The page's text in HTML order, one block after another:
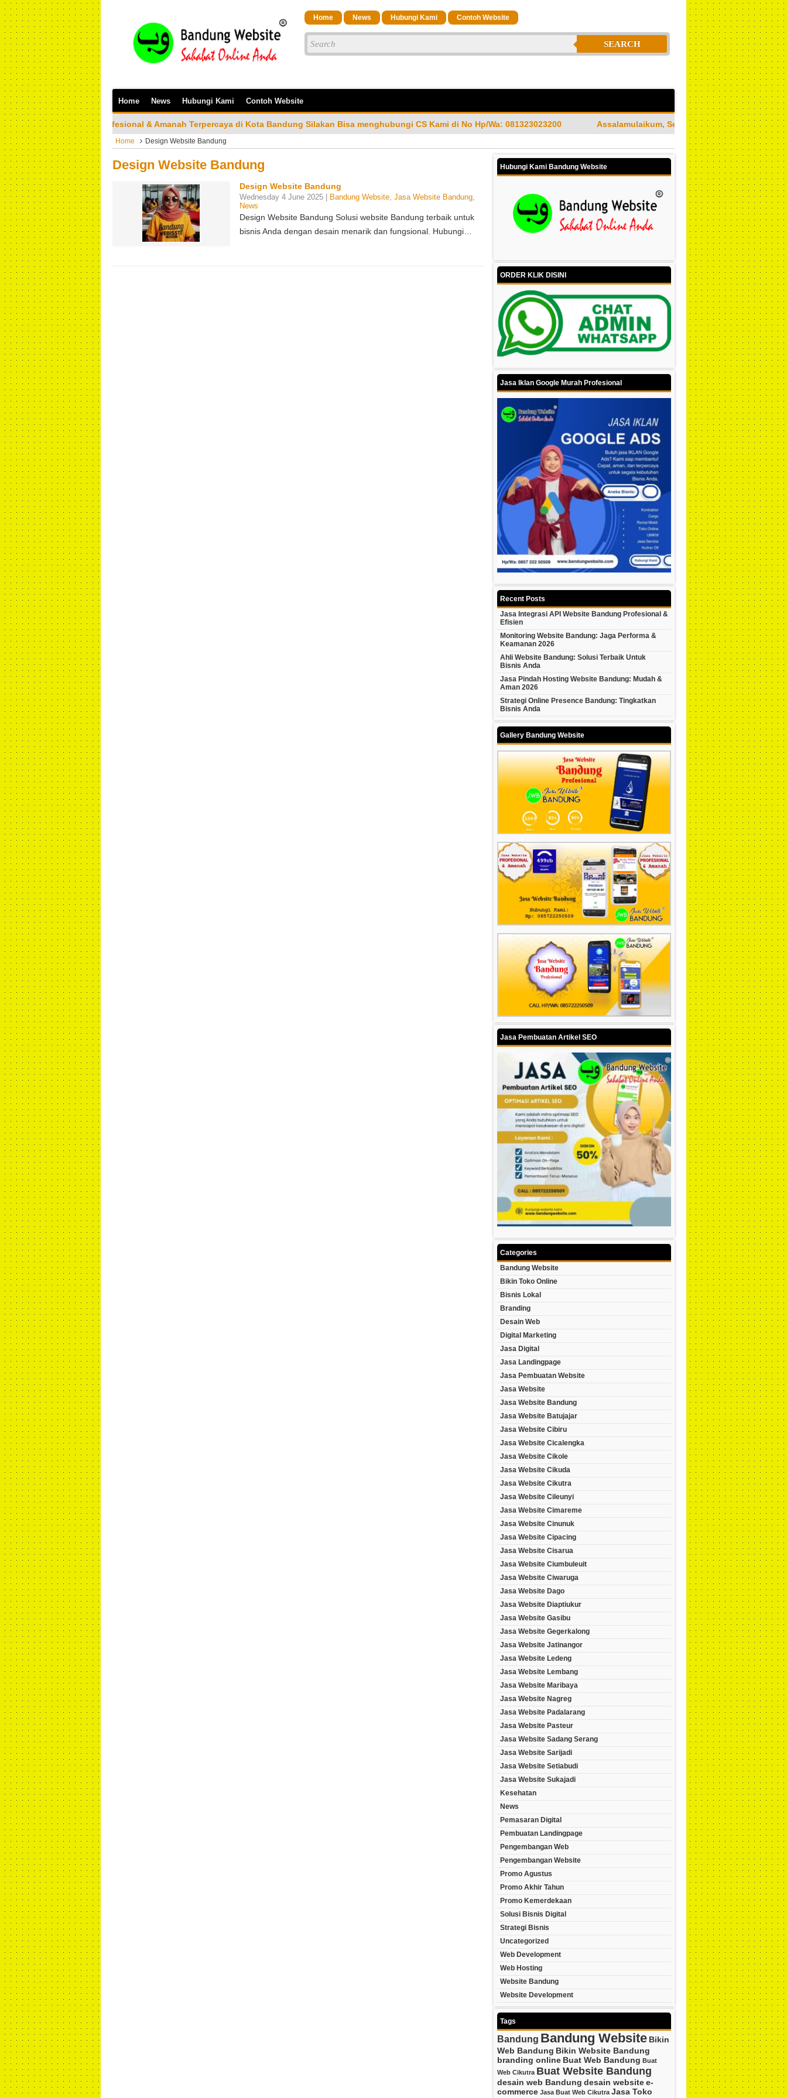
Home News Hubungi Kami Contoh Website
SEARCH
Home News Hubungi Kami Contoh Website
& Amanah Terpercaya di Kota Bandung Silakan Bisa menghubungi CS Kami di No Hp/Wa: 081323023200 Assalamulaikum, Selamat Datang di Jasa Bandung Website
Home Design Website Bandung
Design Website Bandung
Design Website Bandung
Wednesday 4 June 2025 | Bandung Website, Jasa Website Bandung,
News
Design Website Bandung Solusi website Bandung terbaik untuk
bisnis Anda dengan desain menarik dan fungsional. Hubungi…
Hubungi Kami Bandung Website
ORDER KLIK DISINI
Jasa Iklan Google Murah Profesional
Recent Posts
Jasa Integrasi API Website Bandung Profesional &
Efisien
Monitoring Website Bandung: Jaga Performa &
Keamanan 2026
Ahli Website Bandung: Solusi Terbaik Untuk
Bisnis Anda
Jasa Pindah Hosting Website Bandung: Mudah &
Aman 2026
Strategi Online Presence Bandung: Tingkatkan
Bisnis Anda
Gallery Bandung Website
Jasa Pembuatan Artikel SEO
Categories
Bandung Website
Bikin Toko Online
Bisnis Lokal
Branding
Desain Web
Digital Marketing
Jasa Digital
Jasa Landingpage
Jasa Pembuatan Website
Jasa Website
Jasa Website Bandung
Jasa Website Batujajar
Jasa Website Cibiru
Jasa Website Cicalengka
Jasa Website Cikole
Jasa Website Cikuda
Jasa Website Cikutra
Jasa Website Cileunyi
Jasa Website Cimareme
Jasa Website Cinunuk
Jasa Website Cipacing
Jasa Website Cisarua
Jasa Website Ciumbuleuit
Jasa Website Ciwaruga
Jasa Website Dago
Jasa Website Diaptiukur
Jasa Website Gasibu
Jasa Website Gegerkalong
Jasa Website Jatinangor
Jasa Website Ledeng
Jasa Website Lembang
Jasa Website Maribaya
Jasa Website Nagreg
Jasa Website Padalarang
Jasa Website Pasteur
Jasa Website Sadang Serang
Jasa Website Sarijadi
Jasa Website Setiabudi
Jasa Website Sukajadi
Kesehatan
News
Pemasaran Digital
Pembuatan Landingpage
Pengembangan Web
Pengembangan Website
Promo Agustus
Promo Akhir Tahun
Promo Kemerdekaan
Solusi Bisnis Digital
Strategi Bisnis
Uncategorized
Web Development
Web Hosting
Website Bandung
Website Development
Tags
Bandung Bandung Website Bikin
Web Bandung Bikin Website Bandung
branding online Buat Web Bandung Buat
Web Cikutra Buat Website Bandung
desain web Bandung desain website e-
commerce Jasa Buat Web Cikutra Jasa Toko